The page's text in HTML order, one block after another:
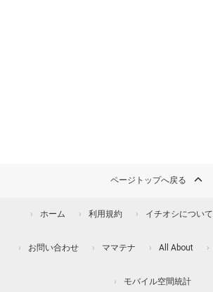
ページトップへ戻る
ホーム 利用規約 イチオシについて
お問い合わせ ママテナ All About
モバイル空間統計